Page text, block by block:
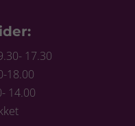
17.30
18.00
14.00